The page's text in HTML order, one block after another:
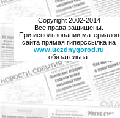
Copyright 2002-2014
Все права защищены.
При использовании материалов
сайта прямая гиперссылка на
www.uezdnygorod.ru
обязательна.